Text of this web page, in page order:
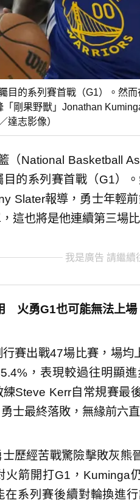
目的系列賽首戰（G1）。然
剛果野獸」Jonathan
達志影像）
（National Basketball
的系列賽首戰（G1）
Slater報導，勇士年輕
這也將是他連續第三場
我是廣告 請繼續
火勇G1也可能無法上場
賽出戰47場比賽，場
，表現較過往明顯
Steve Kerr自常規賽最
士最終落敗，無緣前六
歷經苦戰驚險擊敗灰熊
火箭開打G1，Kuminga
在系列賽後續對輪換進